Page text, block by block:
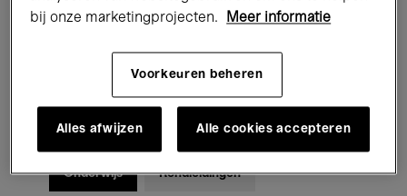
Jazz Klassieke Muziek Global Music
Voor iedereen Kids’ Palace
Onderwijs Rondleidingen
bij onze marketingprojecten.
Meer informatie
Voorkeuren beheren
Alles afwijzen Alle cookies accepteren